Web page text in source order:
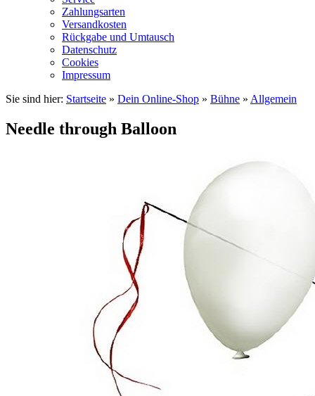
Zahlungsarten
Versandkosten
Rückgabe und Umtausch
Datenschutz
Cookies
Impressum
Sie sind hier: Startseite » Dein Online-Shop » Bühne » Allgemein
Needle through Balloon